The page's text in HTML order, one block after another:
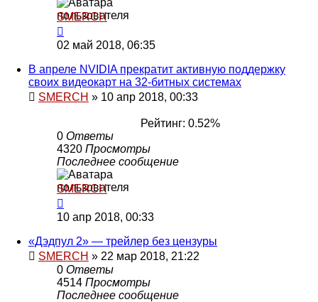
SMERCH
02 май 2018, 06:35
В апреле NVIDIA прекратит активную поддержку
своих видеокарт на 32-битных системах
SMERCH » 10 апр 2018, 00:33
Рейтинг: 0.52%
0 Ответы
4320 Просмотры
Последнее сообщение
SMERCH
10 апр 2018, 00:33
«Дэдпул 2» — трейлер без цензуры
SMERCH » 22 мар 2018, 21:22
0 Ответы
4514 Просмотры
Последнее сообщение